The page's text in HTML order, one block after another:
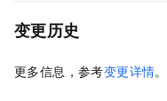
变更历史
更多信息，参考变更详情。